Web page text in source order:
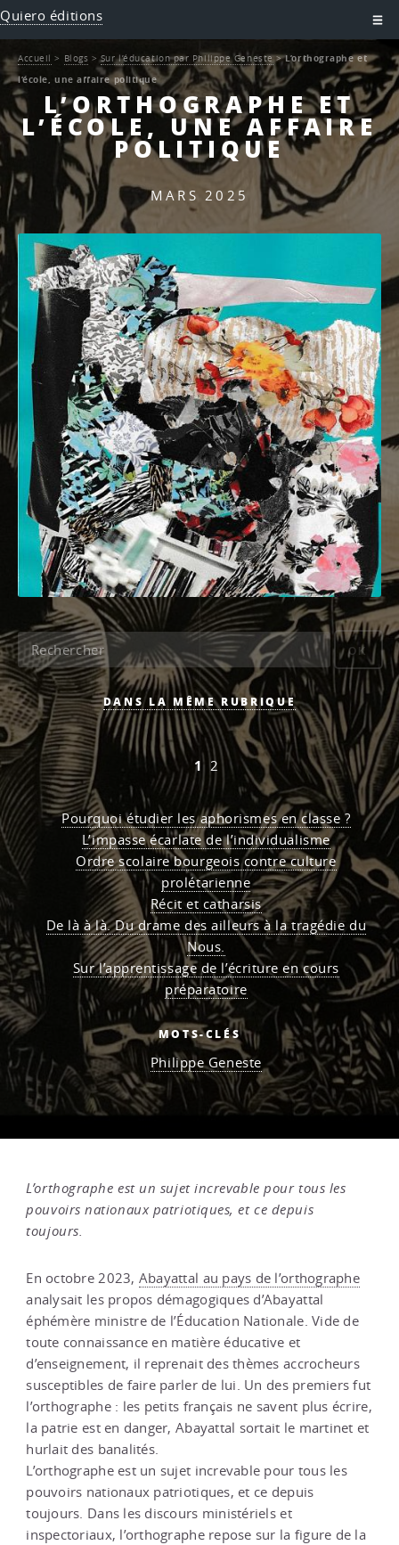
Quiero éditions
L’ORTHOGRAPHE ET
L’ÉCOLE, UNE AFFAIRE
POLITIQUE
MARS 2025
OK
DANS LA MÊME RUBRIQUE
1 2
Pourquoi étudier les aphorismes en classe ?
L’impasse écarlate de l’individualisme
Ordre scolaire bourgeois contre culture
prolétarienne
Récit et catharsis
De là à là. Du drame des ailleurs à la tragédie du
Nous.
Sur l’apprentissage de l’écriture en cours
préparatoire
MOTS-CLÉS
Philippe Geneste
Accueil > Blogs >Sur l’éducation par Philippe Geneste>L’orthographe et
l’école, une affaire politique
L’orthographe est un sujet increvable pour tous les
pouvoirs nationaux patriotiques, et ce depuis
toujours.
En octobre 2023, Abayattal au pays de l’orthographe
analysait les propos démagogiques d’Abayattal
éphémère ministre de l’Éducation Nationale. Vide de
toute connaissance en matière éducative et
d’enseignement, il reprenait des thèmes accrocheurs
susceptibles de faire parler de lui. Un des premiers fut
l’orthographe : les petits français ne savent plus écrire,
la patrie est en danger, Abayattal sortait le martinet et
hurlait des banalités.
L’orthographe est un sujet increvable pour tous les
pouvoirs nationaux patriotiques, et ce depuis
toujours. Dans les discours ministériels et
inspectoriaux, l’orthographe repose sur la figure de la